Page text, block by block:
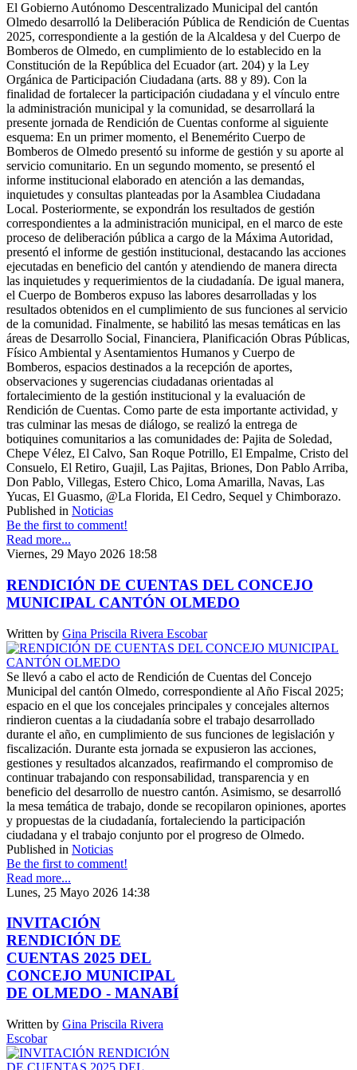
El Gobierno Autónomo Descentralizado Municipal del cantón
Olmedo desarrolló la Deliberación Pública de Rendición de Cuentas
2025, correspondiente a la gestión de la Alcaldesa y del Cuerpo de
Bomberos de Olmedo, en cumplimiento de lo establecido en la
Constitución de la República del Ecuador (art. 204) y la Ley
Orgánica de Participación Ciudadana (arts. 88 y 89). Con la
finalidad de fortalecer la participación ciudadana y el vínculo entre
la administración municipal y la comunidad, se desarrollará la
presente jornada de Rendición de Cuentas conforme al siguiente
esquema: En un primer momento, el Benemérito Cuerpo de
Bomberos de Olmedo presentó su informe de gestión y su aporte al
servicio comunitario. En un segundo momento, se presentó el
informe institucional elaborado en atención a las demandas,
inquietudes y consultas planteadas por la Asamblea Ciudadana
Local. Posteriormente, se expondrán los resultados de gestión
correspondientes a la administración municipal, en el marco de este
proceso de deliberación pública a cargo de la Máxima Autoridad,
presentó el informe de gestión institucional, destacando las acciones
ejecutadas en beneficio del cantón y atendiendo de manera directa
las inquietudes y requerimientos de la ciudadanía. De igual manera,
el Cuerpo de Bomberos expuso las labores desarrolladas y los
resultados obtenidos en el cumplimiento de sus funciones al servicio
de la comunidad. Finalmente, se habilitó las mesas temáticas en las
áreas de Desarrollo Social, Financiera, Planificación Obras Públicas,
Físico Ambiental y Asentamientos Humanos y Cuerpo de
Bomberos, espacios destinados a la recepción de aportes,
observaciones y sugerencias ciudadanas orientadas al
fortalecimiento de la gestión institucional y la evaluación de
Rendición de Cuentas. Como parte de esta importante actividad, y
tras culminar las mesas de diálogo, se realizó la entrega de
botiquines comunitarios a las comunidades de: Pajita de Soledad,
Chepe Vélez, El Calvo, San Roque Potrillo, El Empalme, Cristo del
Consuelo, El Retiro, Guajil, Las Pajitas, Briones, Don Pablo Arriba,
Don Pablo, Villegas, Estero Chico, Loma Amarilla, Navas, Las
Yucas, El Guasmo, @La Florida, El Cedro, Sequel y Chimborazo.
Published in Noticias
Be the first to comment!
Read more...
Viernes, 29 Mayo 2026 18:58
RENDICIÓN DE CUENTAS DEL CONCEJO
MUNICIPAL CANTÓN OLMEDO
Written by Gina Priscila Rivera Escobar
Se llevó a cabo el acto de Rendición de Cuentas del Concejo
Municipal del cantón Olmedo, correspondiente al Año Fiscal 2025;
espacio en el que los concejales principales y concejales alternos
rindieron cuentas a la ciudadanía sobre el trabajo desarrollado
durante el año, en cumplimiento de sus funciones de legislación y
fiscalización. Durante esta jornada se expusieron las acciones,
gestiones y resultados alcanzados, reafirmando el compromiso de
continuar trabajando con responsabilidad, transparencia y en
beneficio del desarrollo de nuestro cantón. Asimismo, se desarrolló
la mesa temática de trabajo, donde se recopilaron opiniones, aportes
y propuestas de la ciudadanía, fortaleciendo la participación
ciudadana y el trabajo conjunto por el progreso de Olmedo.
Published in Noticias
Be the first to comment!
Read more...
Lunes, 25 Mayo 2026 14:38
INVITACIÓN
RENDICIÓN DE
CUENTAS 2025 DEL
CONCEJO MUNICIPAL
DE OLMEDO - MANABÍ
Written by Gina Priscila Rivera
Escobar